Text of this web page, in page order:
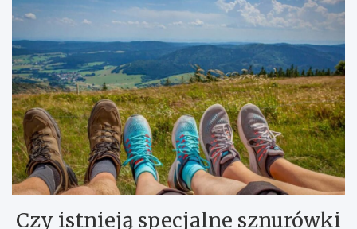
Czy istnieją specjalne sznurówki